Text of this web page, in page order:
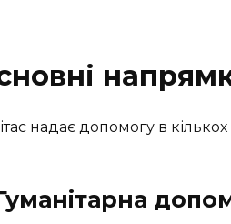
надає допомогу в